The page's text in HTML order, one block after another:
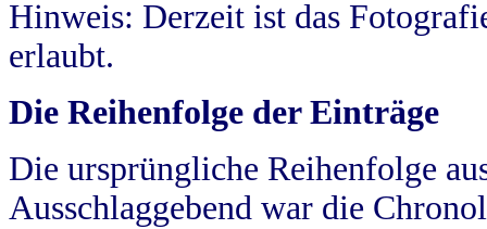
Hinweis: Derzeit ist das
erlaubt.
Die Reihenfolge der Einträge
Die ursprüngliche Reihenfolge
Ausschlaggebend war die